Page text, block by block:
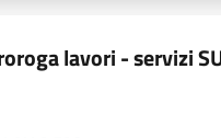
lavori - servizi